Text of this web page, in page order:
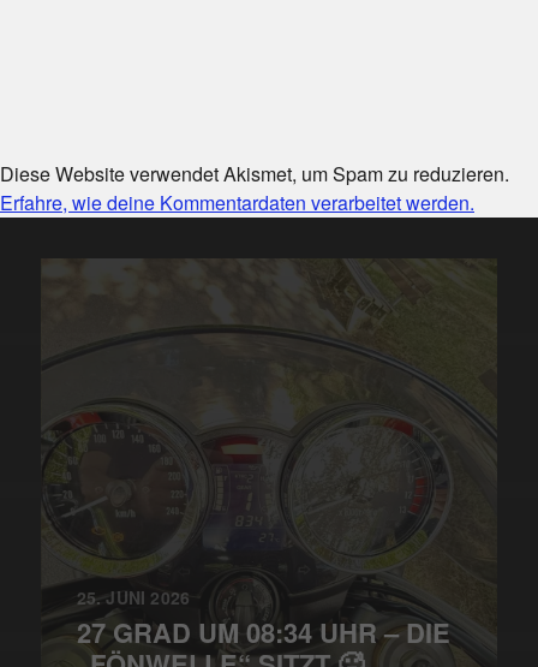
Diese Website verwendet Akismet, um Spam zu reduzieren.
Erfahre, wie deine Kommentardaten verarbeitet werden.
25. JUNI 2026
27 GRAD UM 08:34 UHR – DIE